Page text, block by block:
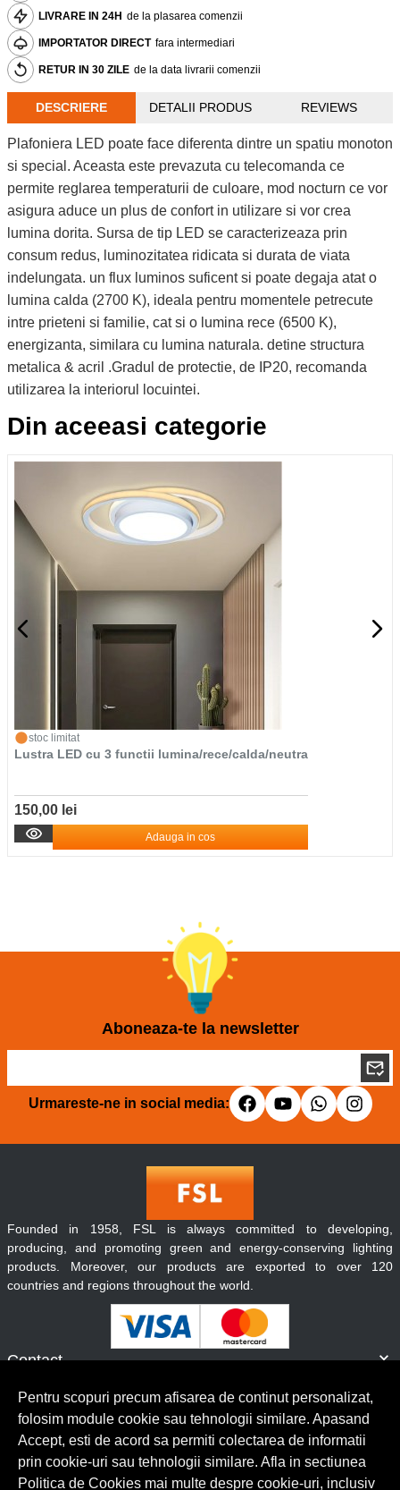
LIVRARE IN 24H de la plasarea comenzii
IMPORTATOR DIRECT fara intermediari
RETUR IN 30 ZILE de la data livrarii comenzii
DESCRIERE DETALII PRODUS REVIEWS
Plafoniera LED poate face diferenta dintre un spatiu monoton
si special. Aceasta este prevazuta cu telecomanda ce
permite reglarea temperaturii de culoare, mod nocturn ce vor
asigura aduce un plus de confort in utilizare si vor crea
lumina dorita. Sursa de tip LED se caracterizeaza prin
consum redus, luminozitatea ridicata si durata de viata
indelungata. un flux luminos suficent si poate degaja atat o
lumina calda (2700 K), ideala pentru momentele petrecute
intre prieteni si familie, cat si o lumina rece (6500 K),
energizanta, similara cu lumina naturala. detine structura
metalica & acril .Gradul de protectie, de IP20, recomanda
utilizarea la interiorul locuintei.
Din aceeasi categorie
stoc limitat
Lustra LED cu 3 functii lumina/rece/calda/neutra
150,00 lei
Adauga in cos
Aboneaza-te la newsletter
Urmareste-ne in social media:
Contact
Servicii clienti
Founded in 1958, FSL is always committed to developing,
producing, and promoting green and energy-conserving lighting
products. Moreover, our products are exported to over 120
countries and regions throughout the world.
© Copyright 2026 Lumilux. Toate drepturile rezervate.
Pentru scopuri precum afisarea de continut personalizat,
folosim module cookie sau tehnologii similare. Apasand
Accept, esti de acord sa permiti colectarea de informatii
prin cookie-uri sau tehnologii similare. Afla in sectiunea
Politica de Cookies mai multe despre cookie-uri, inclusiv